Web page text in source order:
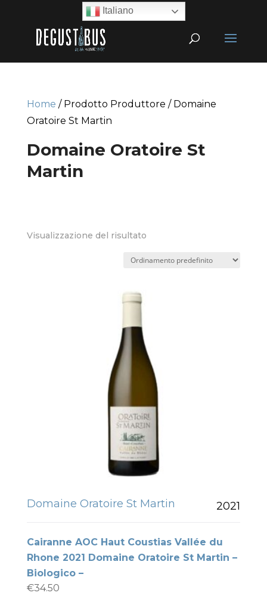
Home / Prodotto Produttore / Domaine
Oratoire St Martin
Domaine Oratoire St
Martin
Visualizzazione del risultato
Domaine Oratoire St Martin 2021
Cairanne AOC Haut Coustias Vallée du
Rhone 2021 Domaine Oratoire St Martin –
Biologico –
€34.50
Italiano